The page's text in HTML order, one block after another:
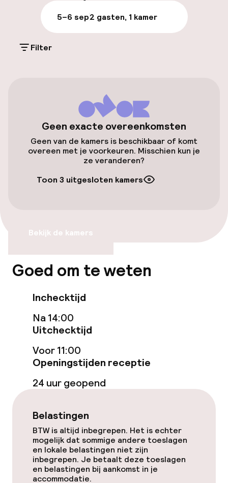
Parkeren & mobiliteit
Parkeergelegenheid op eigen terrein
(buiten)
Luchthavenshuttle
Entertainment
Gratis wifi
Tuin
Terras
Eet- en drinkgelegenheden
Restaurant
Bar
Eet- en drinkdiensten
Roomservice
Schoonmaakvoorzieningen
5–6 sep2 gasten, 1 kamer
Filter
Geen exacte overeenkomsten
Geen van de kamers is beschikbaar of komt
overeen met je voorkeuren. Misschien kun je
ze veranderen?
Toon 3 uitgesloten kamers
Bekijk de kamers
Goed om te weten
Inchecktijd
Na 14:00
Uitchecktijd
Voor 11:00
Openingstijden receptie
24 uur geopend
Belastingen
BTW is altijd inbegrepen. Het is echter
mogelijk dat sommige andere toeslagen
en lokale belastingen niet zijn
inbegrepen. Je betaalt deze toeslagen
en belastingen bij aankomst in je
accommodatie.